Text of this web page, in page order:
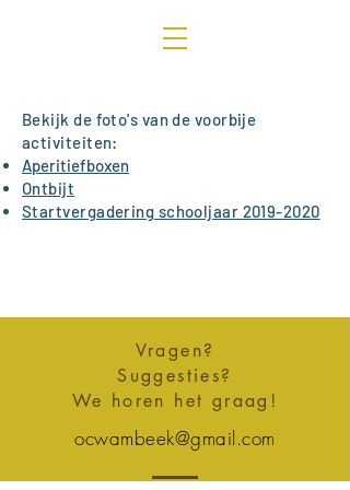
Bekijk de foto's van de voorbije
activiteiten:
Aperitiefboxen
Ontbijt
Startvergadering schooljaar 2019-2020
Vragen?
Suggesties?
We horen het graag!
ocwambeek@gmail.com